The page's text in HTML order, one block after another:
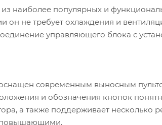
наиболее популярных и
он не требует охлаждения и
управляющего блока с
современным выносным
и обозначения кнопок
а также поддерживает несколько
повышающими.